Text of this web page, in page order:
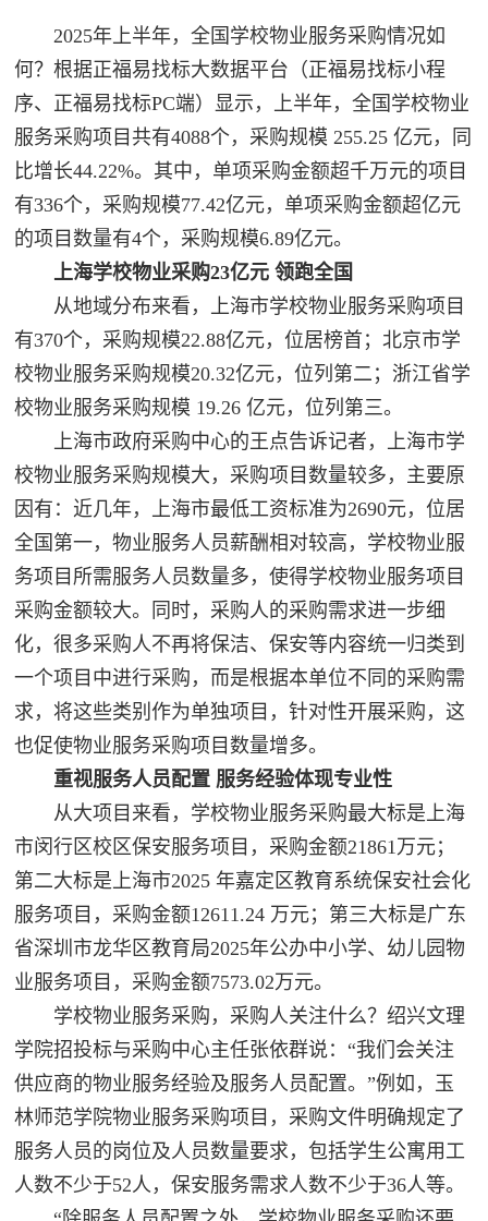
2025年上半年，全国学校物业服务采购情况如
何？根据正福易找标大数据平台（正福易找标小程
序、正福易找标PC端）显示，上半年，全国学校物业
服务采购项目共有4088个，采购规模 255.25 亿元，同
比增长44.22%。其中，单项采购金额超千万元的项目
有336个，采购规模77.42亿元，单项采购金额超亿元
的项目数量有4个，采购规模6.89亿元。
上海学校物业采购23亿元 领跑全国
从地域分布来看，上海市学校物业服务采购项目
有370个，采购规模22.88亿元，位居榜首；北京市学
校物业服务采购规模20.32亿元，位列第二；浙江省学
校物业服务采购规模 19.26 亿元，位列第三。
上海市政府采购中心的王点告诉记者，上海市学
校物业服务采购规模大，采购项目数量较多，主要原
因有：近几年，上海市最低工资标准为2690元，位居
全国第一，物业服务人员薪酬相对较高，学校物业服
务项目所需服务人员数量多，使得学校物业服务项目
采购金额较大。同时，采购人的采购需求进一步细
化，很多采购人不再将保洁、保安等内容统一归类到
一个项目中进行采购，而是根据本单位不同的采购需
求，将这些类别作为单独项目，针对性开展采购，这
也促使物业服务采购项目数量增多。
重视服务人员配置 服务经验体现专业性
从大项目来看，学校物业服务采购最大标是上海
市闵行区校区保安服务项目，采购金额21861万元；
第二大标是上海市2025 年嘉定区教育系统保安社会化
服务项目，采购金额12611.24 万元；第三大标是广东
省深圳市龙华区教育局2025年公办中小学、幼儿园物
业服务项目，采购金额7573.02万元。
学校物业服务采购，采购人关注什么？绍兴文理
学院招投标与采购中心主任张依群说：“我们会关注
供应商的物业服务经验及服务人员配置。”例如，玉
林师范学院物业服务采购项目，采购文件明确规定了
服务人员的岗位及人员数量要求，包括学生公寓用工
人数不少于52人，保安服务需求人数不少于36人等。